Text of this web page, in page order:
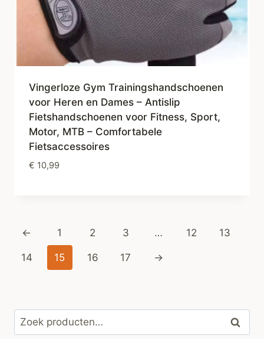
Vingerloze Gym Trainingshandschoenen
voor Heren en Dames – Antislip
Fietshandschoenen voor Fitness, Sport,
Motor, MTB – Comfortabele
Fietsaccessoires
€ 10,99
← 1 2 3 … 12 13
14 15 16 17 →
Zoeken
naar:
Zoeken